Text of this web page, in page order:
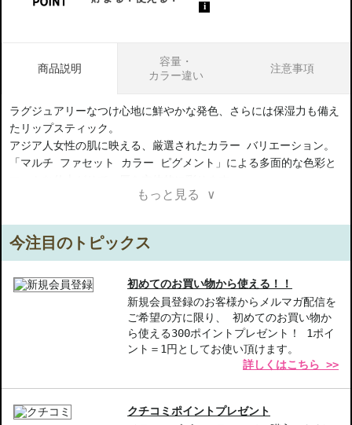
商品説明
容量・
カラー違い
注意事項
ラグジュアリーなつけ心地に鮮やかな発色、さらには保湿力も備え
たリップスティック。
アジア人女性の肌に映える、厳選されたカラー バリエーション。
「マルチ ファセット カラー ピグメント」による多面的な色彩と
発色やフィット感の良さに加えて、しっとりとしたうるおいも持
ワンランク上の羨望される唇へ。
◇こちらの商品は代引きでの発送ができかねます。代引きでご注文
いただいた場合は、コンビニ後払いに変更をさせて頂きます。コン
ビニ後払いには、決済代行会社による審査がございます。予めご了
◇こちらの商品は、ヤマト運輸、佐川急便もしくは日本郵便で発送
をさせて頂きます。配送便のご指定はできません。
◇お届け日・お時間帯指定は承っておりません。
◇配送伝票の依頼主名、納品書に弊社以外の物流センター社名が記
載されることがあります。
もっと見る ∨
今注目のトピックス
初めてのお買い物から使える！！
新規会員登録のお客様からメルマガ配信を
ご希望の方に限り、 初めてのお買い物か
ら使える300ポイントプレゼント！ 1ポイ
ント＝1円としてお使い頂けます。
詳しくはこちら >>
クチコミポイントプレゼント